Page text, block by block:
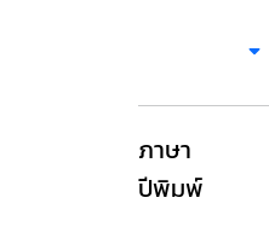
ภาษา
ปีพิมพ์